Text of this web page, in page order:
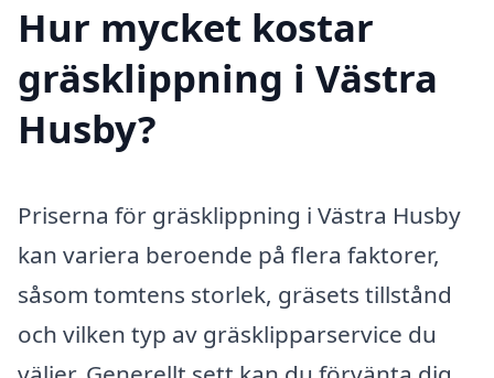
Hur mycket kostar
gräsklippning i Västra
Husby?
Priserna för gräsklippning i Västra Husby
kan variera beroende på flera faktorer,
såsom tomtens storlek, gräsets tillstånd
och vilken typ av gräsklipparservice du